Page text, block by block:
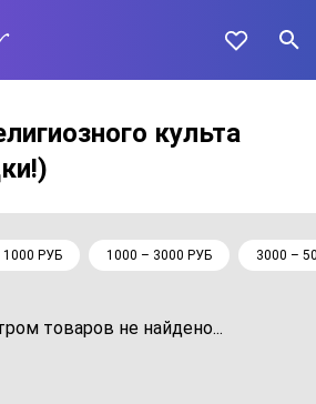
культа
РУБ 1000 – 3000 РУБ 3000 –
товаров не найдено...